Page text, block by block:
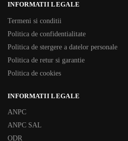
INFORMATII LEGALE
Termeni si conditii
Politica de confidentialitate
Politica de stergere a datelor personale
Politica de retur si garantie
Politica de cookies
INFORMATII LEGALE
ANPC
ANPC SAL
ODR